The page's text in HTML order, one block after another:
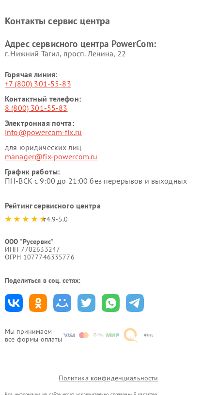
Мы принимаем
все формы оплаты
Контакты сервис центра
Адрес сервисного центра PowerCom:
г. Нижний Тагил, просп. Ленина, 22
Горячая линия:
+7 (800) 301-55-83
Контактный телефон:
8 (800) 301-55-83
Электронная почта:
info@powercom-fix.ru
для юридических лиц
manager@fix-powercom.ru
График работы:
ПН-ВСК с 9:00 до 21:00 без перерывов и выходных
Рейтинг сервисного центра
4.9-5.0
ООО "Русервис"
ИНН 7702633247
ОГРН 1077746335776
Поделиться в соц. сетях:
Политика конфиденциальности